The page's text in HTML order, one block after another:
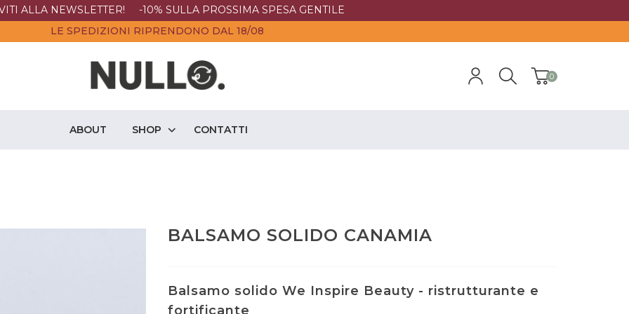
ALLA NEWSLETTER! -10% SULLA PROSSIMA SPESA GENTILE
LE SPEDIZIONI RIPRENDONO DAL 18/08
0
ABOUT SHOP CONTATTI
BALSAMO SOLIDO CANAMIA
Balsamo solido We Inspire Beauty - ristrutturante e
fortificante